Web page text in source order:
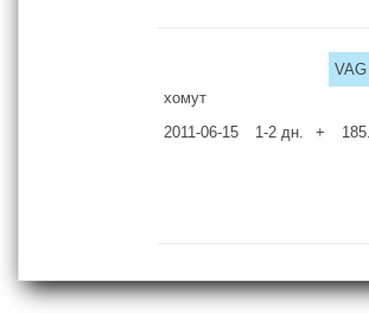
VAG
хомут
2011-06-15
1-2 дн. +